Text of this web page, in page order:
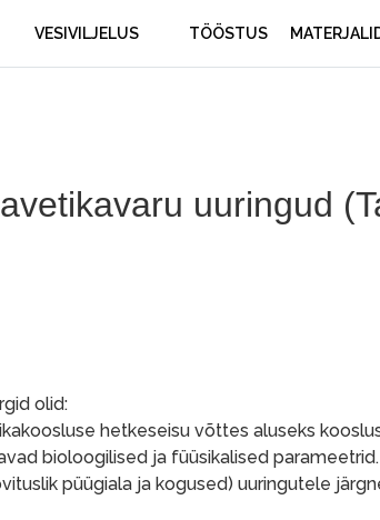
VESIVILJELUS TÖÖSTUS
uuringud
olid:
hetkeseisu võttes aluseks
bioloogilised ja füüsikalised parameetrid.
püügiala ja kogused) uuringutele